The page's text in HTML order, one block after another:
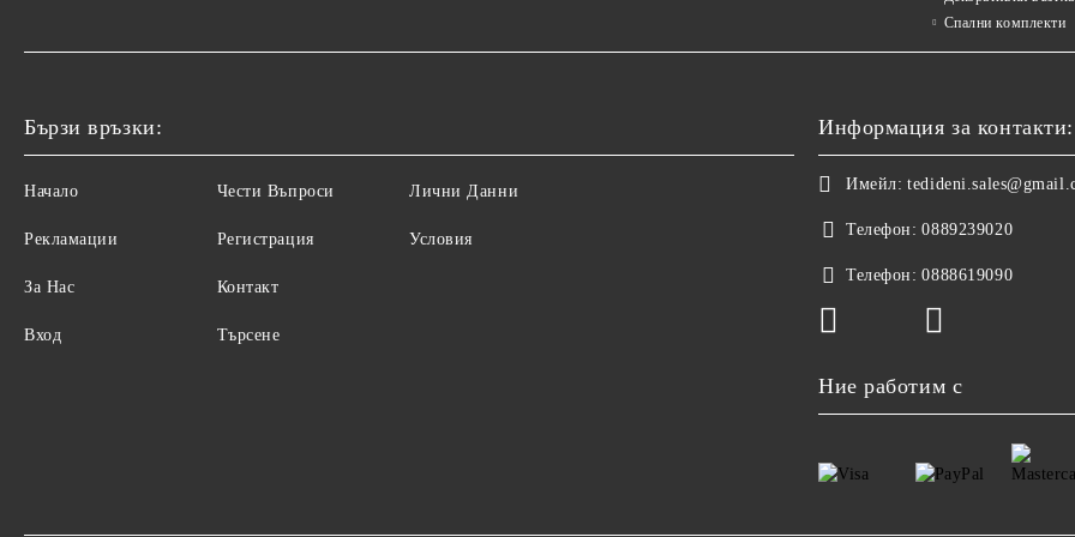
Спални комплекти
Бързи връзки:
Начало
Рекламации
За Нас
Вход
Чести Въпроси
Регистрация
Контакт
Търсене
Лични Данни
Условия
Информация за контакти:
Имейл:
Телефон: 0889239020
Телефон: 0888619090
Ние работим с